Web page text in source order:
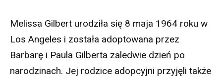
Melissa Gilbert urodziła się 8 maja 1964 roku w
Los Angeles i została adoptowana przez
Barbarę i Paula Gilberta zaledwie dzień po
narodzinach. Jej rodzice adopcyjni przyjęli także